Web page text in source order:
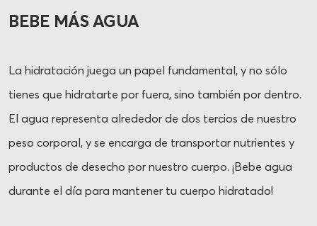
BEBE MÁS AGUA
La hidratación juega un papel fundamental, y no sólo
tienes que hidratarte por fuera, sino también por dentro.
El agua representa alrededor de dos tercios de nuestro
peso corporal, y se encarga de transportar nutrientes y
productos de desecho por nuestro cuerpo. ¡Bebe agua
durante el día para mantener tu cuerpo hidratado!